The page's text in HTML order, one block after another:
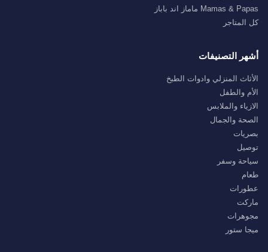
Mamas & Papas ماماز اند باباز
كل المتاجر
أشهر التصنيفات
الأثاث المنزلي وادوات الطبخ
الأم والطفل
الازياء والملابس
الصحة والجمال
بصريات
توصيل
سياحة وسفر
طعام
عطورات
ماركت
مجوهرات
ميجا ستور